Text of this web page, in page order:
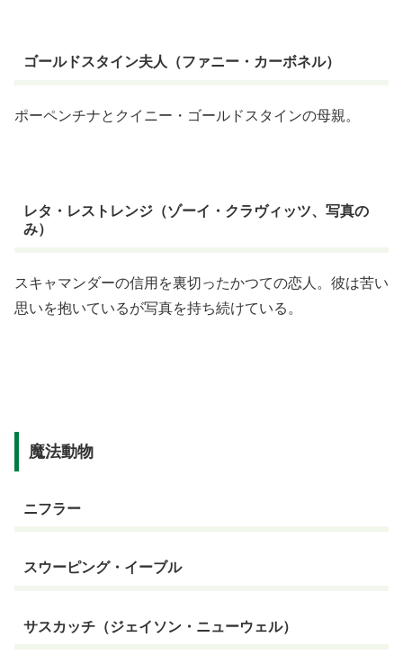
ゴールドスタイン夫人（ファニー・カーボネル）
ポーペンチナとクイニー・ゴールドスタインの母親。
レタ・レストレンジ（ゾーイ・クラヴィッツ、写真の
み）
スキャマンダーの信用を裏切ったかつての恋人。彼は苦い
思いを抱いているが写真を持ち続けている。
魔法動物
ニフラー
スウーピング・イーブル
サスカッチ（ジェイソン・ニューウェル）